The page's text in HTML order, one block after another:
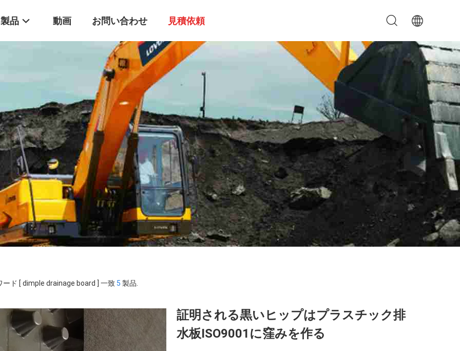
製品 動画 お問い合わせ 見積依頼
ード [ dimple drainage board ] 一致 5 製品.
証明される黒いヒップはプラスチック排
水板ISO9001に窪みを作る